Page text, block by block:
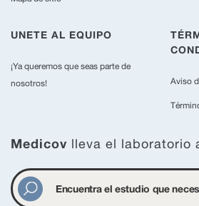
UNETE AL EQUIPO
¡Ya queremos que seas parte de
nosotros!
Aviso
Medicov lleva el laboratorio